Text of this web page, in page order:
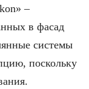
–
в фасад
системы
поскольку